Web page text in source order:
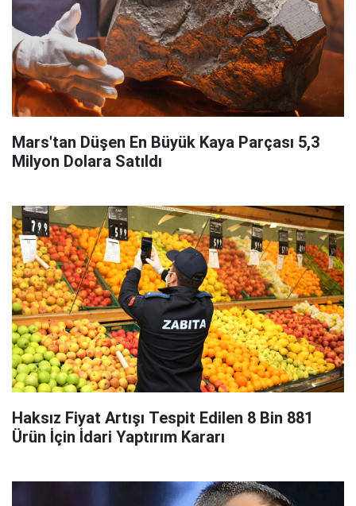
Mars'tan Düşen En Büyük Kaya Parçası 5,3
Milyon Dolara Satıldı
Haksız Fiyat Artışı Tespit Edilen 8 Bin 881
Ürün İçin İdari Yaptırım Kararı